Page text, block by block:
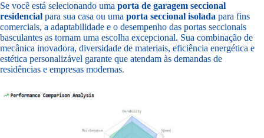
Se você está selecionando uma porta de garagem seccional
residencial para sua casa ou uma porta seccional isolada para fins
comerciais, a adaptabilidade e o desempenho das portas seccionais
basculantes as tornam uma escolha excepcional. Sua combinação de
mecânica inovadora, diversidade de materiais, eficiência energética e
estética personalizável garante que atendam às demandas de
residências e empresas modernas.